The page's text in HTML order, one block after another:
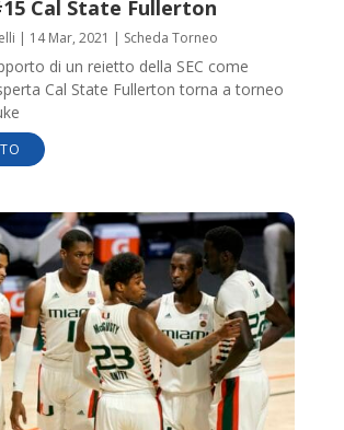
Cal State Fullerton
| 14 Mar, 2021 | Scheda Torneo
di un reietto della SEC come
Cal State Fullerton torna a torneo